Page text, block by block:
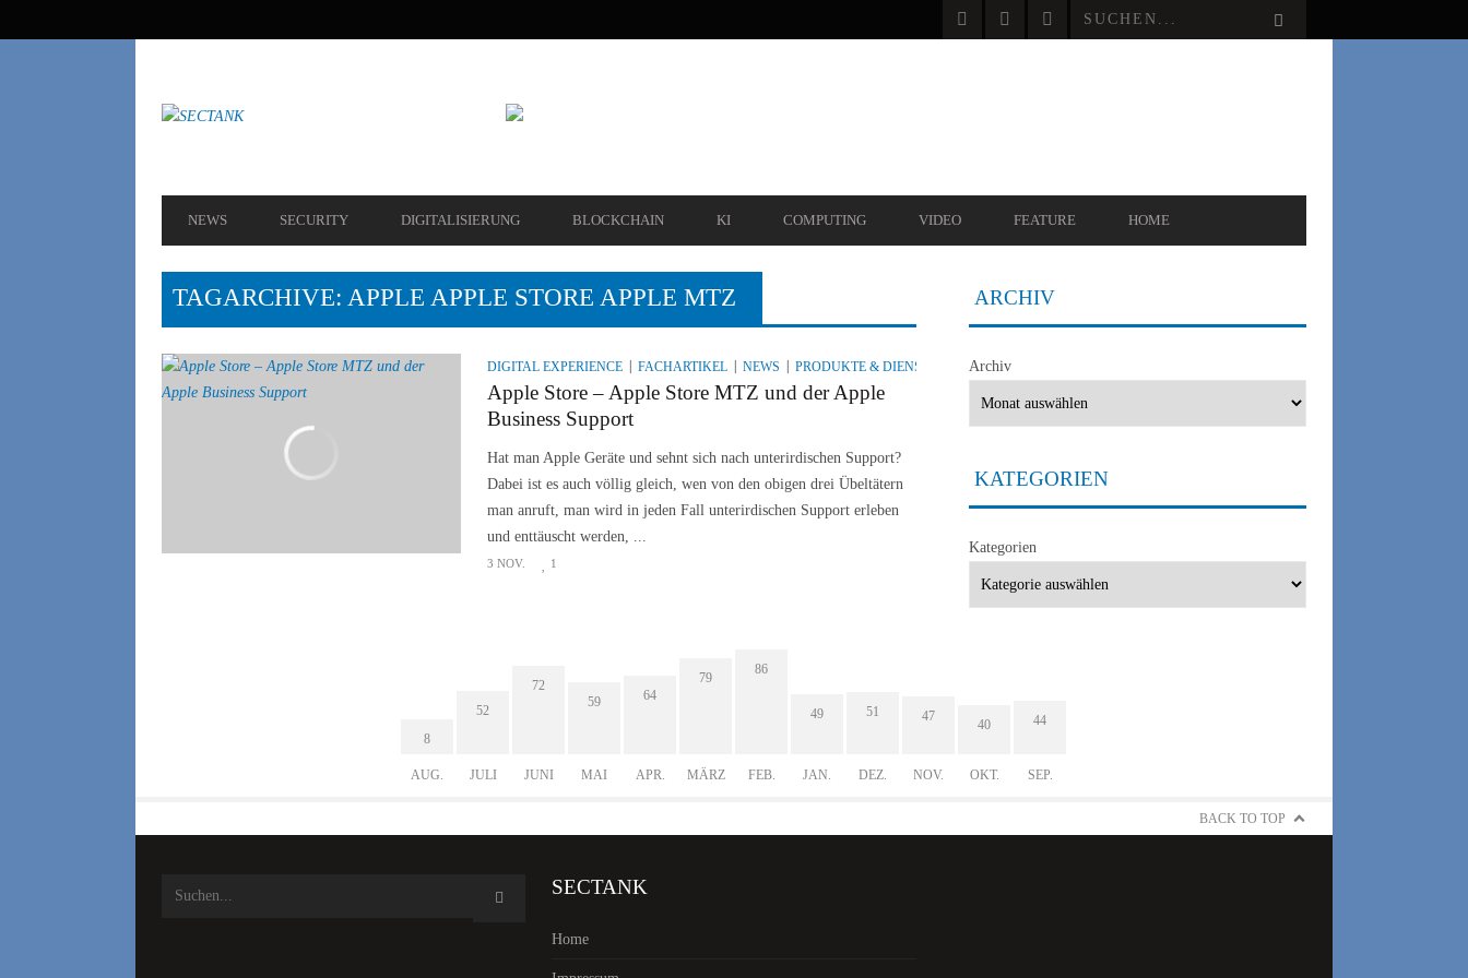
NAVIGATION
NAVIGATION
NEWS SECURITY DIGITALISIERUNG BLOCKCHAIN KI COMPUTING VIDEO FEATURE HOME
TAGARCHIVE: APPLE APPLE STORE APPLE MTZ
DIGITAL EXPERIENCE FACHARTIKEL NEWS PRODUKTE & DIENSTLEISTUNGEN
Apple Store – Apple Store MTZ und der Apple
Business Support
Hat man Apple Geräte und sehnt sich nach unterirdischen Support?
Dabei ist es auch völlig gleich, wen von den obigen drei Übeltätern
man anruft, man wird in jeden Fall unterirdischen Support erleben
und enttäuscht werden, ...
3 NOV. 1
ARCHIV
Archiv
KATEGORIEN
Kategorien
8
AUG.
52
JULI
72
JUNI
59
MAI
64
APR.
79
MÄRZ
86
FEB.
49
JAN.
51
DEZ.
47
NOV.
40
OKT.
44
SEP.
BACK TO TOP
SECTANK
Home